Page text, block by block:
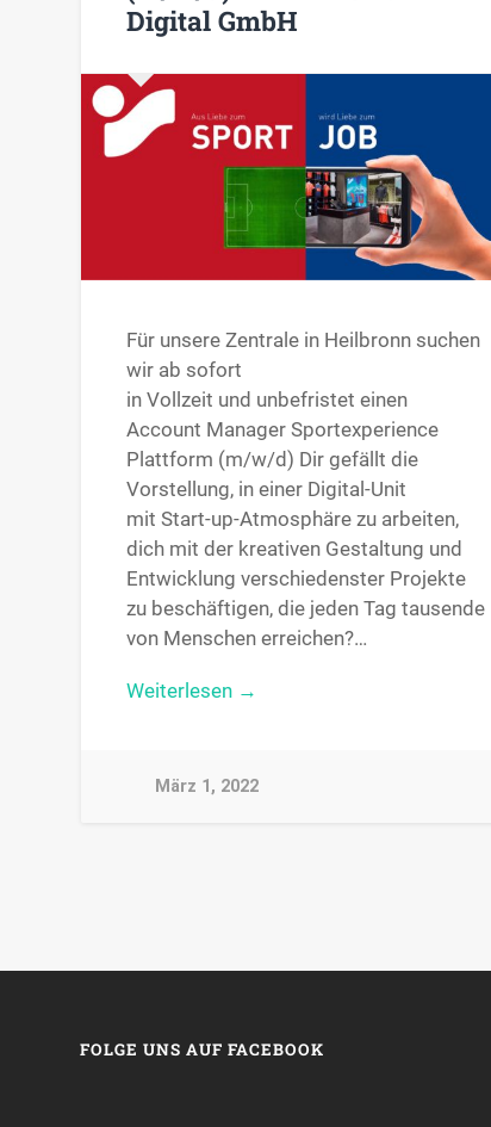
Digital GmbH
Für unsere Zentrale in Heilbronn suchen
wir ab sofort
in Vollzeit und unbefristet einen
Account Manager Sportexperience
Plattform (m/w/d) Dir gefällt die
Vorstellung, in einer Digital-Unit
mit Start-up-Atmosphäre zu arbeiten,
dich mit der kreativen Gestaltung und
Entwicklung verschiedenster Projekte
zu beschäftigen, die jeden Tag tausende
von Menschen erreichen?…
Weiterlesen →
März 1, 2022
FOLGE UNS AUF FACEBOOK